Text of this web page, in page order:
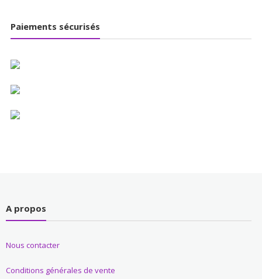
Paiements sécurisés
A propos
Nous contacter
Conditions générales de vente